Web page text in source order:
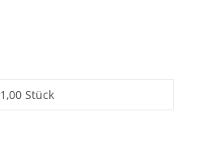
1,00 Stück